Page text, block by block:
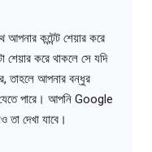
কন্টেন্ট শেয়ার করে
করে থাকলে সে যদি
তাহলে আপনার বন্ধুর
পারে। আপনি Google
তা দেখা যাবে।